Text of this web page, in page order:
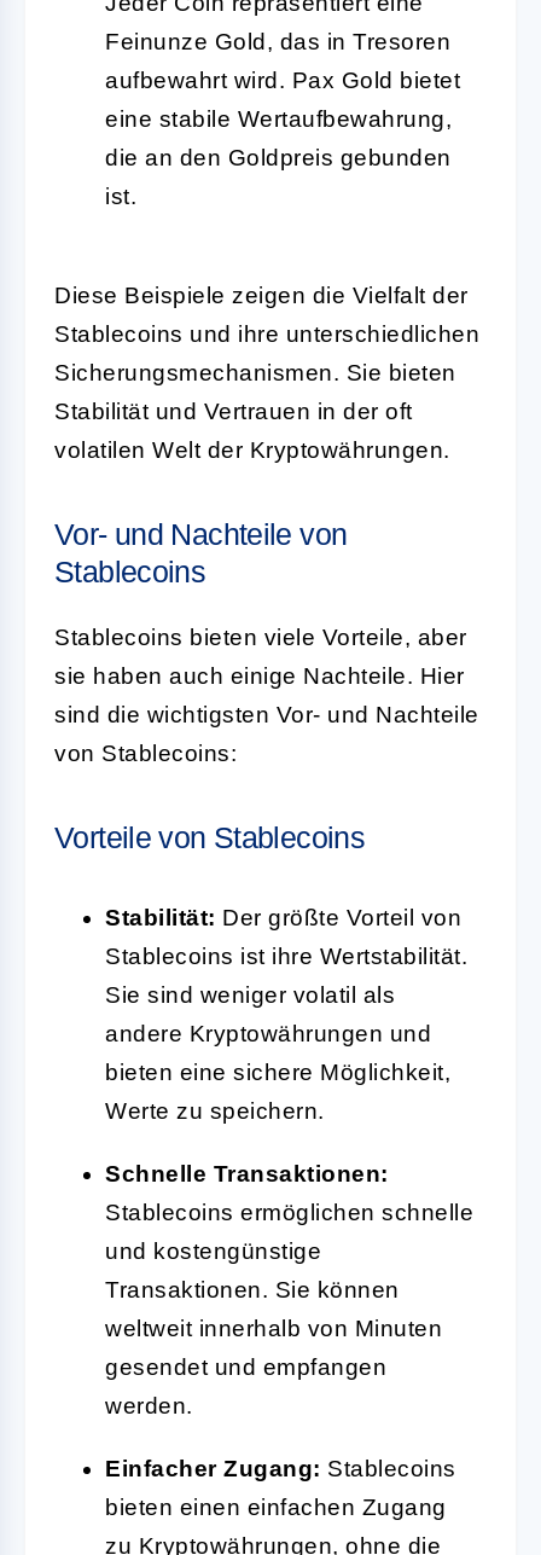
Feinunze Gold, das in Tresoren
aufbewahrt wird. Pax Gold bietet
eine stabile Wertaufbewahrung,
die an den Goldpreis gebunden
ist.
Diese Beispiele zeigen die Vielfalt der
Stablecoins und ihre unterschiedlichen
Sicherungsmechanismen. Sie bieten
Stabilität und Vertrauen in der oft
volatilen Welt der Kryptowährungen.
Vor- und Nachteile von
Stablecoins
Stablecoins bieten viele Vorteile, aber
sie haben auch einige Nachteile. Hier
sind die wichtigsten Vor- und Nachteile
von Stablecoins:
Vorteile von Stablecoins
Stabilität: Der größte Vorteil von
Stablecoins ist ihre Wertstabilität.
Sie sind weniger volatil als
andere Kryptowährungen und
bieten eine sichere Möglichkeit,
Werte zu speichern.
Schnelle Transaktionen:
Stablecoins ermöglichen schnelle
und kostengünstige
Transaktionen. Sie können
weltweit innerhalb von Minuten
gesendet und empfangen
werden.
Einfacher Zugang: Stablecoins
bieten einen einfachen Zugang
zu Kryptowährungen, ohne die